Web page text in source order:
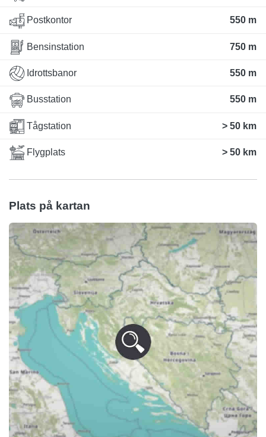
Postkontor 550 m
Bensinstation 750 m
Idrottsbanor 550 m
Busstation 550 m
Tågstation > 50 km
Flygplats > 50 km
Plats på kartan